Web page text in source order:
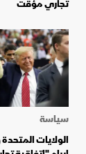
تجاري مؤقت
سياسة
الولايات